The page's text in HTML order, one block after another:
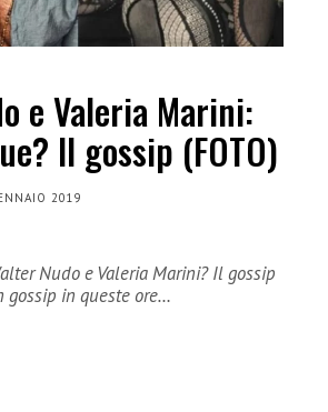
e Valeria Marini:
Il gossip (FOTO)
2019
Nudo e Valeria Marini? Il gossip
gossip in queste ore…